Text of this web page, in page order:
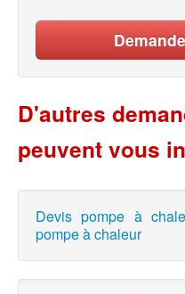
D'autres
peuvent vous
Devis pompe à
pompe à chaleur